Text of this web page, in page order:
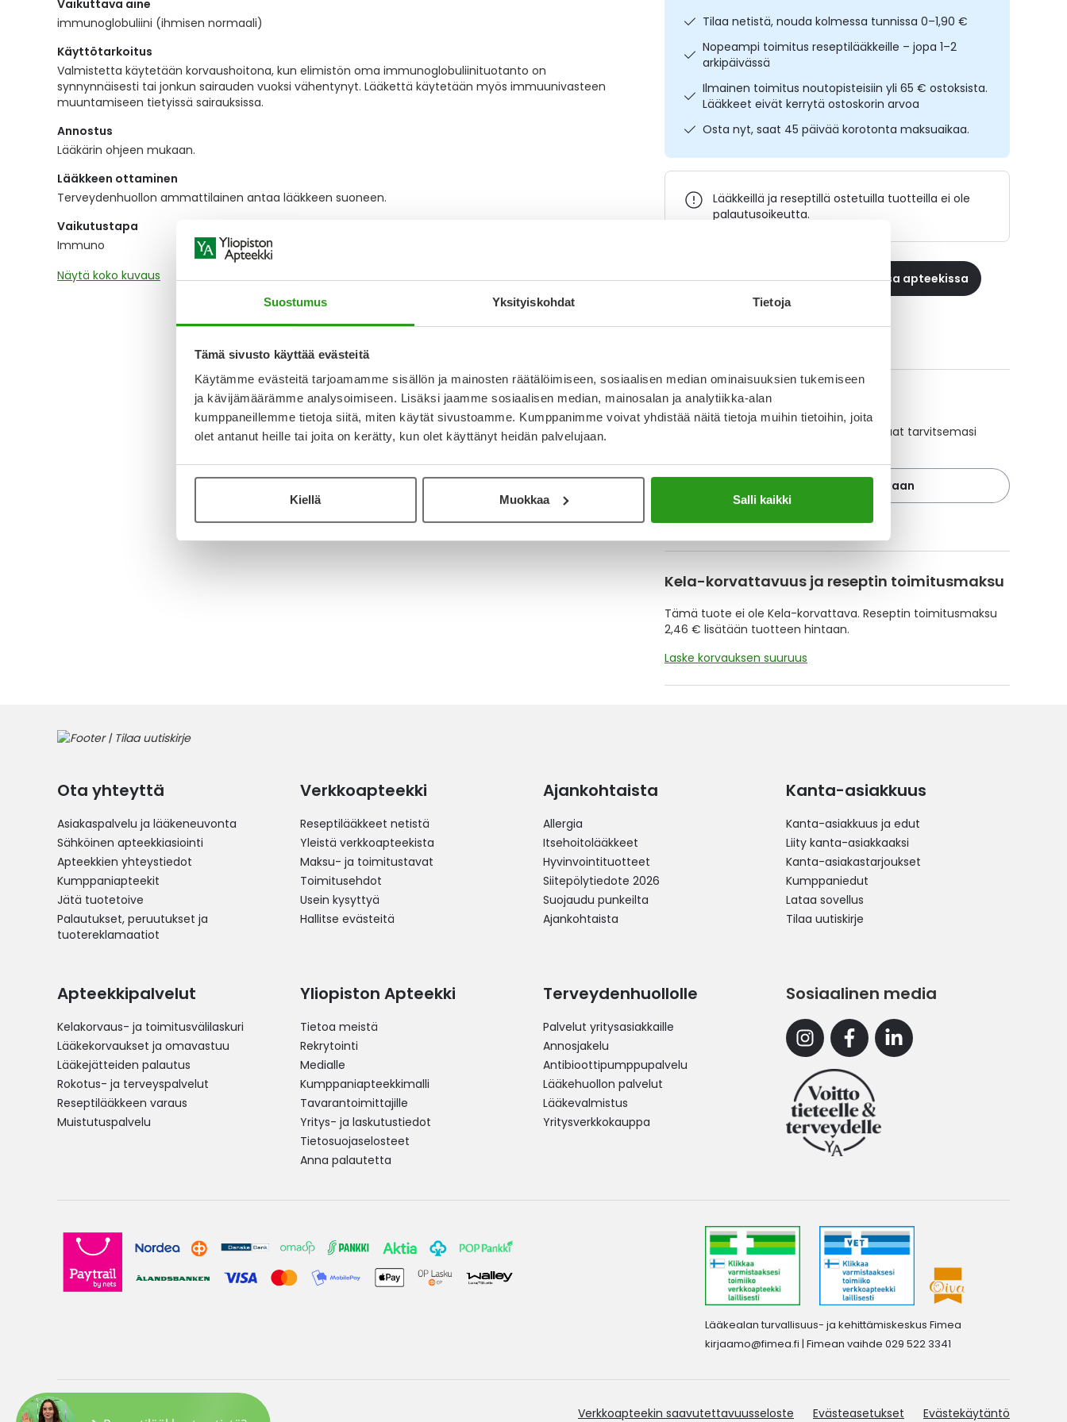
Suostumus Yksityiskohdat Tietoja
Tämä sivusto käyttää evästeitä
Käytämme evästeitä tarjoamamme sisällön ja mainosten räätälöimiseen, sosiaalisen median ominaisuuksien tukemiseen
ja kävijämäärämme analysoimiseen. Lisäksi jaamme sosiaalisen median, mainosalan ja analytiikka-alan
kumppaneillemme tietoja siitä, miten käytät sivustoamme. Kumppanimme voivat yhdistää näitä tietoja muihin tietoihin, joita
olet antanut heille tai joita on kerätty, kun olet käyttänyt heidän palvelujaan.
Kiellä Muokkaa Salli kaikki
the
images
Vaikuttava aine
immunoglobuliini (ihmisen normaali)
Käyttötarkoitus
Valmistetta käytetään korvaushoitona, kun elimistön oma immunoglobuliinituotanto on
synnynnäisesti tai jonkun sairauden vuoksi vähentynyt. Lääkettä käytetään myös immuunivasteen
muuntamiseen tietyissä sairauksissa.
Annostus
Lääkärin ohjeen mukaan.
Lääkkeen ottaminen
Terveydenhuollon ammattilainen antaa lääkkeen suoneen.
Vaikutustapa
Immuno
Näytä koko kuvaus
Tilaa netistä, nouda kolmessa tunnissa 0–1,90 €
Nopeampi toimitus reseptilääkkeille – jopa 1–2
arkipäivässä
Ilmainen toimitus noutopisteisiin yli 65 € ostoksista.
Lääkkeet eivät kerrytä ostoskorin arvoa
Osta nyt, saat 45 päivää korotonta maksuaikaa.
Lääkkeillä ja reseptillä ostetuilla tuotteilla ei ole
palautusoikeutta.
Varaa reseptilääke apteekkiin, maksa apteekissa
YA-muistuttaja
Muistuttajan avulla pidät huolen, että tilaat tarvitsemasi
Lisää tuote muistuttajaan
Lue lisää muistuttajasta
Kela-korvattavuus ja reseptin toimitusmaksu
Tämä tuote ei ole Kela-korvattava. Reseptin toimitusmaksu
2,46 € lisätään tuotteen hintaan.
Laske korvauksen suuruus
Ota yhteyttä
Asiakaspalvelu ja lääkeneuvonta
Sähköinen apteekkiasiointi
Apteekkien yhteystiedot
Kumppaniapteekit
Jätä tuotetoive
Palautukset, peruutukset ja
tuotereklamaatiot
Verkkoapteekki
Reseptilääkkeet netistä
Yleistä verkkoapteekista
Maksu- ja toimitustavat
Toimitusehdot
Usein kysyttyä
Hallitse evästeitä
Ajankohtaista
Allergia
Itsehoitolääkkeet
Hyvinvointituotteet
Siitepölytiedote 2026
Suojaudu punkeilta
Ajankohtaista
Kanta-asiakkuus
Kanta-asiakkuus ja edut
Liity kanta-asiakkaaksi
Kanta-asiakastarjoukset
Kumppaniedut
Lataa sovellus
Tilaa uutiskirje
Apteekkipalvelut
Kelakorvaus- ja toimitusvälilaskuri
Lääkekorvaukset ja omavastuu
Lääkejätteiden palautus
Rokotus- ja terveyspalvelut
Reseptilääkkeen varaus
Muistutuspalvelu
Yliopiston Apteekki
Tietoa meistä
Rekrytointi
Medialle
Kumppaniapteekkimalli
Tavarantoimittajille
Yritys- ja laskutustiedot
Tietosuojaselosteet
Anna palautetta
Terveydenhuollolle
Palvelut yritysasiakkaille
Annosjakelu
Antibioottipumppupalvelu
Lääkehuollon palvelut
Lääkevalmistus
Yritysverkkokauppa
Sosiaalinen media
InstagramFacebookLinkedin
Lääkealan turvallisuus- ja kehittämiskeskus Fimea
kirjaamo@fimea.fi | Fimean vaihde 029 522 3341
Copyright © 2026 Yliopiston Apteekki Verkkoapteekin saavutettavuusseloste Evästeasetukset Evästekäytäntö